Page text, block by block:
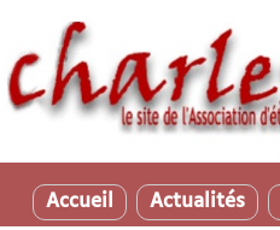
Accueil Actualités